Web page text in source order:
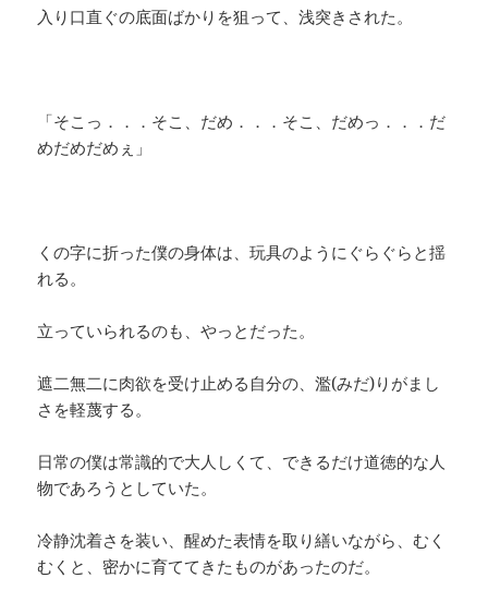
入り口直ぐの底面ばかりを狙って、浅突きされた。
「そこっ．．．そこ、だめ．．．そこ、だめっ．．．だ
めだめだめぇ」
くの字に折った僕の身体は、玩具のようにぐらぐらと揺
れる。
立っていられるのも、やっとだった。
遮二無二に肉欲を受け止める自分の、濫(みだ)りがまし
さを軽蔑する。
日常の僕は常識的で大人しくて、できるだけ道徳的な人
物であろうとしていた。
冷静沈着さを装い、醒めた表情を取り繕いながら、むく
むくと、密かに育ててきたものがあったのだ。